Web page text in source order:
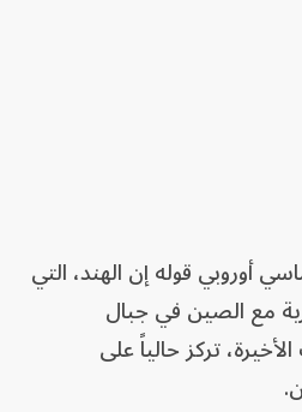
أوروبي قوله إن الهند، التي
مع الصين في جبال
تركز حالياً على